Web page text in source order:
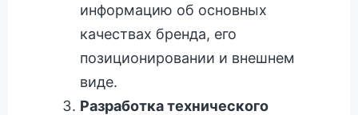
информацию об основных
качествах бренда, его
позиционировании и внешнем
виде.
Разработка технического